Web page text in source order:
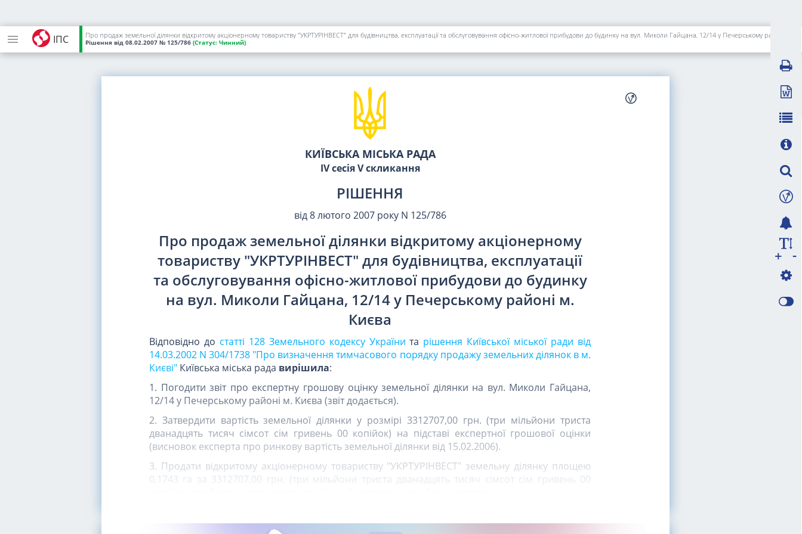
ІПС Рішення від 08.02.2007 № 125/786 (Статус: Чинний)
КИЇВСЬКА МІСЬКА РАДА
IV сесія V скликання
РІШЕННЯ
від 8 лютого 2007 року N 125/786
Про продаж земельної ділянки відкритому акціонерному
товариству "УКРТУРІНВЕСТ" для будівництва, експлуатації
та обслуговування офісно-житлової прибудови до будинку
на вул. Миколи Гайцана, 12/14 у Печерському районі м.
Києва
Відповідно до статті 128 Земельного кодексу України та рішення Київської міської ради від
14.03.2002 N 304/1738 "Про визначення тимчасового порядку продажу земельних ділянок в м.
Києві" Київська міська рада вирішила:
1. Погодити звіт про експертну грошову оцінку земельної ділянки на вул. Миколи Гайцана,
12/14 у Печерському районі м. Києва (звіт додається).
2. Затвердити вартість земельної ділянки у розмірі 3312707,00 грн. (три мільйони триста
дванадцять тисяч сімсот сім гривень 00 копійок) на підставі експертної грошової оцінки
(висновок експерта про ринкову вартість земельної ділянки від 15.02.2006).
3. Продати відкритому акціонерному товариству "УКРТУРІНВЕСТ" земельну ділянку площею
0,1743 га за 3312707,00 грн. (три мільйони триста дванадцять тисяч сімсот сім гривень 00
-
+